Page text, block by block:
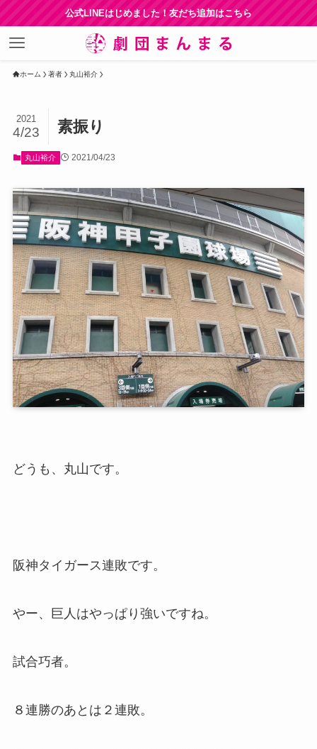
公式LINEはじめました！友だち追加はこちら
ホーム 著者 丸山裕介
素振り
2021
4/23
丸山裕介 2021/04/23
どうも、丸山です。
阪神タイガース連敗です。
やー、巨人はやっぱり強いですね。
試合巧者。
８連勝のあとは２連敗。